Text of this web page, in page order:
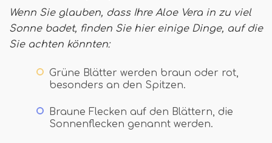
Wenn Sie glauben, dass Ihre Aloe Vera in zu viel
Sonne badet, finden Sie hier einige Dinge, auf die
Sie achten könnten:
Grüne Blätter werden braun oder rot,
besonders an den Spitzen.
Braune Flecken auf den Blättern, die
Sonnenflecken genannt werden.